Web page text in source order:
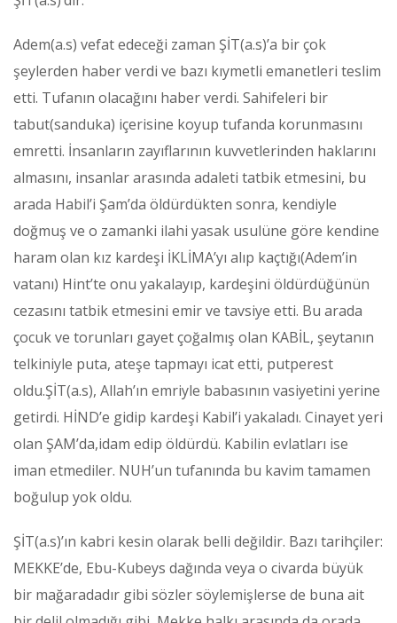
Adem(a.s) vefat edeceği zaman ŞİT(a.s)’a bir çok
şeylerden haber verdi ve bazı kıymetli emanetleri teslim
etti. Tufanın olacağını haber verdi. Sahifeleri bir
tabut(sanduka) içerisine koyup tufanda korunmasını
emretti. İnsanların zayıflarının kuvvetlerinden haklarını
almasını, insanlar arasında adaleti tatbik etmesini, bu
arada Habil’i Şam’da öldürdükten sonra, kendiyle
doğmuş ve o zamanki ilahi yasak usulüne göre kendine
haram olan kız kardeşi İKLİMA’yı alıp kaçtığı(Adem’in
vatanı) Hint’te onu yakalayıp, kardeşini öldürdüğünün
cezasını tatbik etmesini emir ve tavsiye etti. Bu arada
çocuk ve torunları gayet çoğalmış olan KABİL, şeytanın
telkiniyle puta, ateşe tapmayı icat etti, putperest
oldu.ŞİT(a.s), Allah’ın emriyle babasının vasiyetini yerine
getirdi. HİND’e gidip kardeşi Kabil’i yakaladı. Cinayet yeri
olan ŞAM’da,idam edip öldürdü. Kabilin evlatları ise
iman etmediler. NUH’un tufanında bu kavim tamamen
boğulup yok oldu.
ŞİT(a.s)’ın kabri kesin olarak belli değildir. Bazı tarihçiler:
MEKKE’de, Ebu-Kubeys dağında veya o civarda büyük
bir mağaradadır gibi sözler söylemişlerse de buna ait